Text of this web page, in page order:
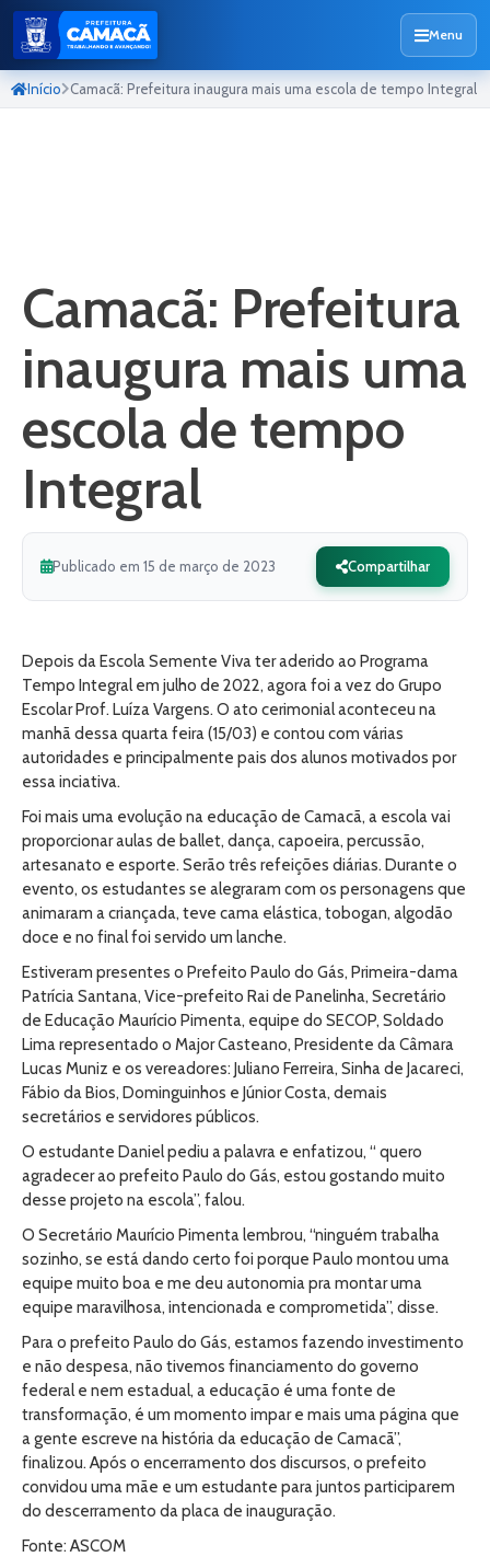
Menu
Início Camacã: Prefeitura inaugura mais uma escola de tempo Integral
Camacã: Prefeitura
inaugura mais uma
escola de tempo
Integral
Publicado em 15 de março de 2023 Compartilhar
Depois da Escola Semente Viva ter aderido ao Programa
Tempo Integral em julho de 2022, agora foi a vez do Grupo
Escolar Prof. Luíza Vargens. O ato cerimonial aconteceu na
manhã dessa quarta feira (15/03) e contou com várias
autoridades e principalmente pais dos alunos motivados por
essa inciativa.
Foi mais uma evolução na educação de Camacã, a escola vai
proporcionar aulas de ballet, dança, capoeira, percussão,
artesanato e esporte. Serão três refeições diárias. Durante o
evento, os estudantes se alegraram com os personagens que
animaram a criançada, teve cama elástica, tobogan, algodão
doce e no final foi servido um lanche.
Estiveram presentes o Prefeito Paulo do Gás, Primeira-dama
Patrícia Santana, Vice-prefeito Rai de Panelinha, Secretário
de Educação Maurício Pimenta, equipe do SECOP, Soldado
Lima representado o Major Casteano, Presidente da Câmara
Lucas Muniz e os vereadores: Juliano Ferreira, Sinha de Jacareci,
Fábio da Bios, Dominguinhos e Júnior Costa, demais
secretários e servidores públicos.
O estudante Daniel pediu a palavra e enfatizou, “ quero
agradecer ao prefeito Paulo do Gás, estou gostando muito
desse projeto na escola”, falou.
O Secretário Maurício Pimenta lembrou, “ninguém trabalha
sozinho, se está dando certo foi porque Paulo montou uma
equipe muito boa e me deu autonomia pra montar uma
equipe maravilhosa, intencionada e comprometida”, disse.
Para o prefeito Paulo do Gás, estamos fazendo investimento
e não despesa, não tivemos financiamento do governo
federal e nem estadual, a educação é uma fonte de
transformação, é um momento impar e mais uma página que
a gente escreve na história da educação de Camacã”,
finalizou. Após o encerramento dos discursos, o prefeito
convidou uma mãe e um estudante para juntos participarem
do descerramento da placa de inauguração.
Fonte: ASCOM